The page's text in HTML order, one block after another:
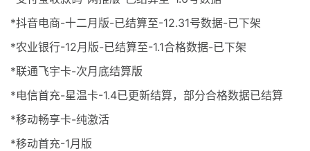
*抖音电商-十二月版-已结算至-12.31号数据-已下架
*农业银行-12月版-已结算至-1.1合格数据-已下架
*联通飞宇卡-次月底结算版
*电信首充-星温卡-1.4已更新结算，部分合格数据已结算
*移动畅享卡-纯激活
*移动首充-1月版